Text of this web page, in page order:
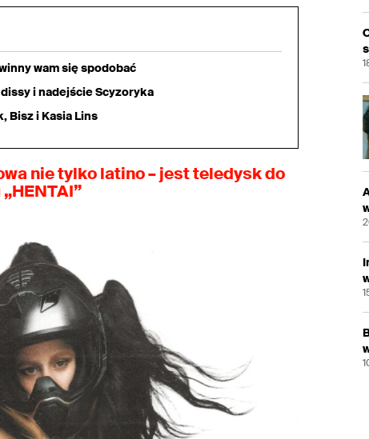
wam się spodobać
i nadejście Scyzoryka
Bisz i Kasia Lins
nie tylko latino – jest teledysk do